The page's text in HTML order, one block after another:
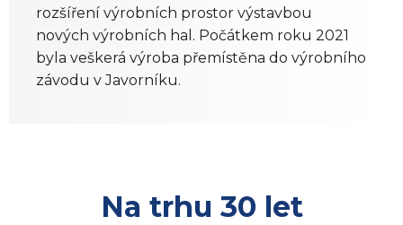
rozšíření výrobních prostor výstavbou
nových výrobních hal. Počátkem roku 2021
byla veškerá výroba přemístěna do výrobního
závodu v Javorníku.
Na trhu 30 let